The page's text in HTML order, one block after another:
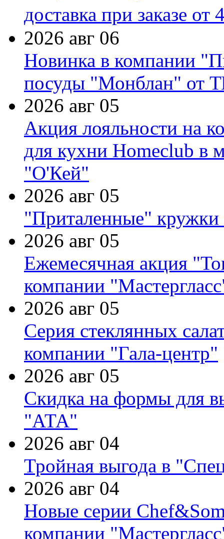
доставка при заказе от
2026 авг 06
Новинка в компании
посуды "Монблан" от
2026 авг 05
Акция лояльности на
для кухни Homeclub в
"О'Кей"
2026 авг 05
"Приталенные" кружки
2026 авг 05
Ежемесячная акция
компании
2026 авг 05
Серия стеклянных
компании "Гала-центр"
2026 авг 05
Скидка на формы для
"АТА"
2026 авг 04
Тройная выгода в
2026 авг 04
Новые серии
компании